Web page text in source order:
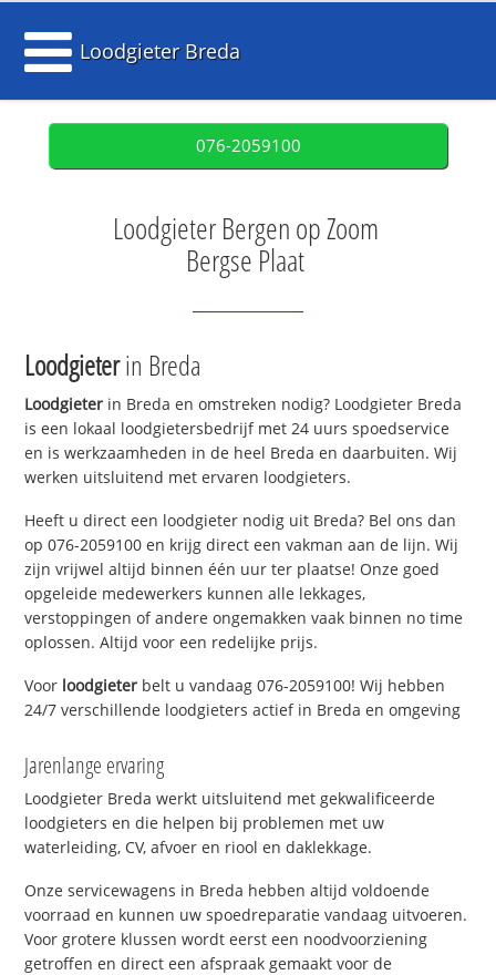
Loodgieter Breda
076-2059100
Loodgieter Bergen op Zoom
Bergse Plaat
Loodgieterin Breda
Loodgieter in Breda en omstreken nodig? Loodgieter Breda
is een lokaal loodgietersbedrijf met 24 uurs spoedservice
en is werkzaamheden in de heel Breda en daarbuiten. Wij
werken uitsluitend met ervaren loodgieters.
Heeft u direct een loodgieter nodig uit Breda? Bel ons dan
op 076-2059100 en krijg direct een vakman aan de lijn. Wij
zijn vrijwel altijd binnen één uur ter plaatse! Onze goed
opgeleide medewerkers kunnen alle lekkages,
verstoppingen of andere ongemakken vaak binnen no time
oplossen. Altijd voor een redelijke prijs.
Voor loodgieter belt u vandaag 076-2059100! Wij hebben
24/7 verschillende loodgieters actief in Breda en omgeving
Jarenlange ervaring
Loodgieter Breda werkt uitsluitend met gekwalificeerde
loodgieters en die helpen bij problemen met uw
waterleiding, CV, afvoer en riool en daklekkage.
Onze servicewagens in Breda hebben altijd voldoende
voorraad en kunnen uw spoedreparatie vandaag uitvoeren.
Voor grotere klussen wordt eerst een noodvoorziening
getroffen en direct een afspraak gemaakt voor de